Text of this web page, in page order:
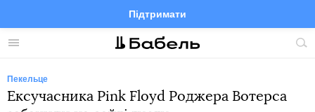
Меню
Підтримати
FacebookTelegramTwitter
Пекельце
Ексучасника Pink Floyd Роджера Вотерса